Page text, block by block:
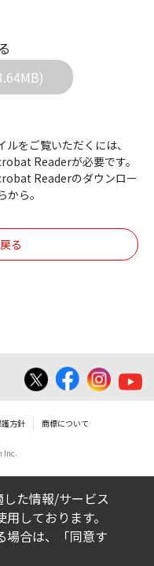
。また、ファイ
わないでくださ
ドの仕様書、およ
ドファイルにつ
権利は、アイコ
たファイルは、
ご使用できませ
合があります。
していますBIOS/
きましては、パソ
する重要なデータ
誤操作や中断に
ンが正常に動作
ルをご覧いただくには、
Readerが必要です。
Readerのダウンロー
から。
る
方針 商標について
Inc.
た情報/サービス
しております。
場合は、「同意す